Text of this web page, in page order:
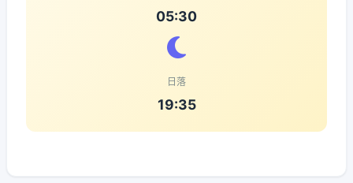
05:30
日落
19:35